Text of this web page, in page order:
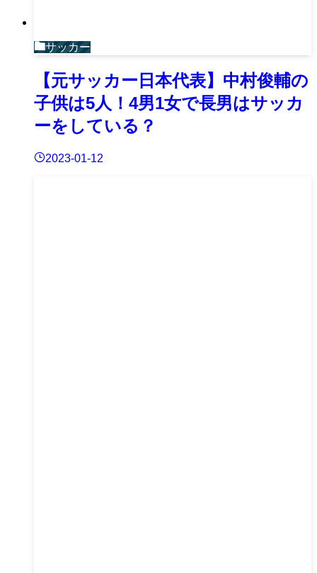
サッカー
【元サッカー日本代表】中村俊輔の
子供は5人！4男1女で長男はサッカ
ーをしている？
2023-01-12